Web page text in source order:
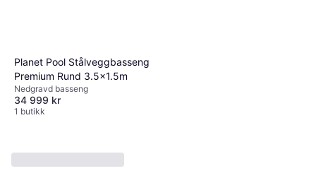
Planet Pool Stålveggbasseng
Premium Rund 3.5x1.5m
Nedgravd basseng
34 999 kr
1 butikk